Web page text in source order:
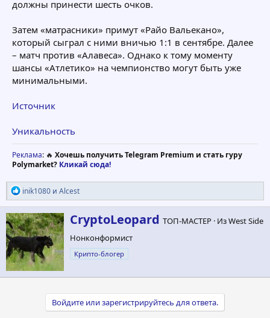
должны принести шесть очков.
Затем «матрасники» примут «Райо Вальекано»,
который сыграл с ними вничью 1:1 в сентябре. Далее
– матч против «Алавеса». Однако к тому моменту
шансы «Атлетико» на чемпионство могут быть уже
минимальными.
Источник
Уникальность
Реклама: 🔥 Хочешь получить Telegram Premium и стать гуру
Polymarket? Кликай сюда!
Р
е
а
к
ц
и
и
:
inik1080 и Alcest
А
в
т
о
р
CryptoLeopard ТОП-МАСТЕР · ИзWest Side
Нонконформист
Крипто-блогер
Войдите или зарегистрируйтесь для ответа.